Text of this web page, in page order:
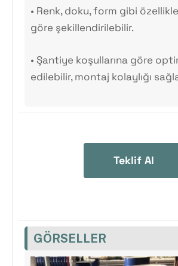
• Renk, doku, form gibi
göre şekillendirilebilir.
• Şantiye koşullarına göre
edilebilir, montaj kolaylığı
Teklif Al
GÖRSELLER